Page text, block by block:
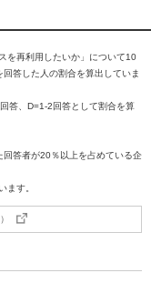
を再利用したいか」について10
答した人の割合を算出していま
答、D=1-2回答として割合を算
答者が20％以上を占めている企
ます。